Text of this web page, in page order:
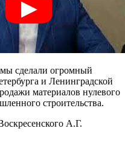
сделали огромный
и Ленинградской
материалов нулевого
строительства.
А.Г.